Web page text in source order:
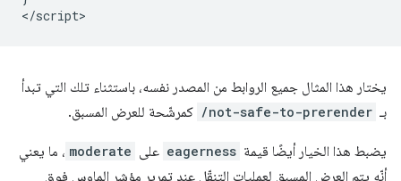
يختار هذا المثال جميع الروابط من المصدر نفسه، باستثناء تلك التي تبدأ
بـ /not-safe-to-prerender كمرشّحة للعرض المسبق.
يضبط هذا الخيار أيضًا قيمة eagerness على moderate ، ما يعني
أنّه يتم العرض المسبق لعمليات التنقّل عند تمرير مؤشر الماوس فوق